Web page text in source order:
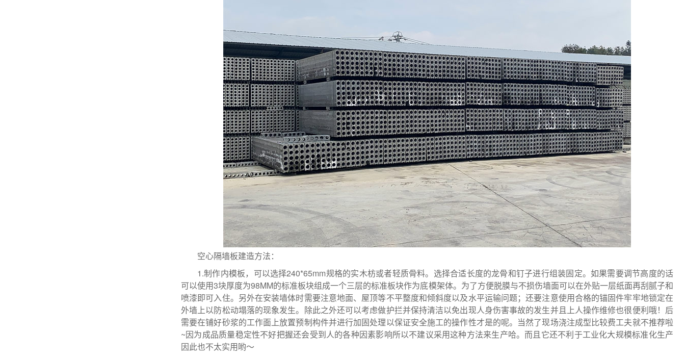
空心隔墙板建造方法：
1.制作内模板，可以选择240*65mm规格的实木枋或者轻质骨料。选择合适长度的龙骨和钉子进行组装固定。如果需要调节高度的话
可以使用3块厚度为98MM的标准板块组成一个三层的标准板块作为底模架体。为了方便脱膜与不损伤墙面可以在外贴一层纸面再刮腻子和
喷漆即可入住。另外在安装墙体时需要注意地面、屋顶等不平整度和倾斜度以及水平运输问题；还要注意使用合格的锚固件牢牢地锁定在
外墙上以防松动塌落的现象发生。除此之外还可以考虑做护拦并保持清洁以免出现人身伤害事故的发生并且上人操作维修也很便利哦！后
需要在铺好砂浆的工作面上放置预制构件并进行加固处理以保证安全施工的操作性才是的呢。当然了现场浇注成型比较费工夫就不推荐啦
~因为成品质量稳定性不好把握还会受到人的各种因素影响所以不建议采用这种方法来生产哈。而且它还不利于工业化大规模标准化生产
因此也不太实用哟～